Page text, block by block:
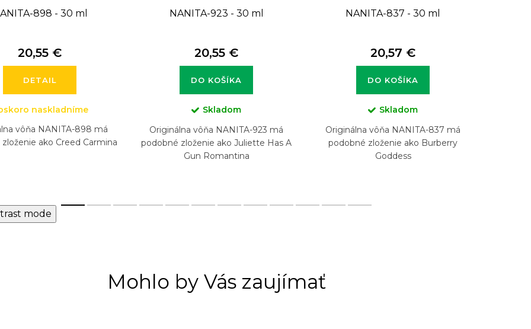
898 - 30 ml
20,55 €
DETAIL
naskladníme
vôňa NANITA-898 má
ako Creed Carmina
NANITA-923 - 30 ml
20,55 €
DO KOŠÍKA
Skladom
Originálna vôňa NANITA-923 má
podobné zloženie ako Juliette Has A
Gun Romantina
NANITA-837 - 30 ml
20,57 €
DO KOŠÍKA
Skladom
Originálna vôňa NANITA-837 má
podobné zloženie ako Burberry
Goddess
mode
Mohlo by Vás zaujímať